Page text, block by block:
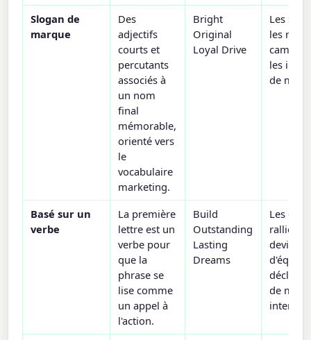
Slogan de
marque
Des
adjectifs
courts et
percutants
associés à
un nom
final
mémorable,
orienté vers
le
vocabulaire
marketing.
Bright
Original
Loyal Drive
Les
les
les
de
Basé sur un
verbe
La première
lettre est un
verbe pour
que la
phrase se
lise comme
un appel à
l'action.
Build
Outstanding
Lasting
Dreams
Les cris
devises
de
internes.